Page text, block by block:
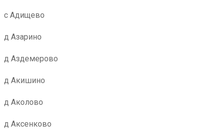
с Адищево
д Азарино
д Аздемерово
д Акишино
д Аколово
д Аксенково